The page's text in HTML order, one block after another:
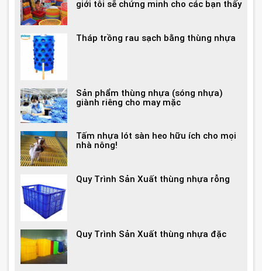
giới tôi sẽ chứng minh cho các bạn thấy
Tháp trồng rau sạch bằng thùng nhựa
Sản phẩm thùng nhựa (sóng nhựa)
giành riêng cho may mặc
Tấm nhựa lót sàn heo hữu ích cho mọi
nhà nông!
Quy Trình Sản Xuất thùng nhựa rỗng
Quy Trình Sản Xuất thùng nhựa đặc